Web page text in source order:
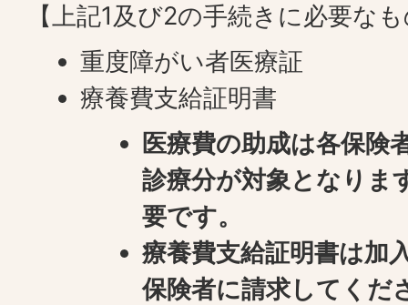
【上記1及び2の手続きに必要な
重度障がい者医療証
療養費支給証明書
医療費の助成は各保険
診療分が対象となりま
要です。
療養費支給証明書は加
保険者に請求してくだ